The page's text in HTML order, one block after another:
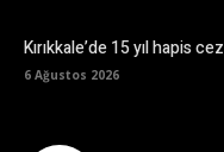
Kırıkkale’de 15 yıl hapis
6 Ağustos 2026